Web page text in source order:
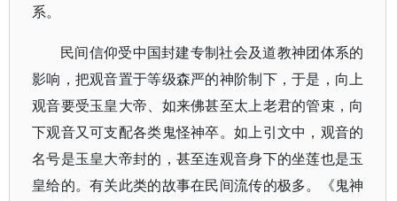
系。
民间信仰受中国封建专制社会及道教神团体系的
影响，把观音置于等级森严的神阶制下，于是，向上
观音要受玉皇大帝、如来佛甚至太上老君的管束，向
下观音又可支配各类鬼怪神卒。如上引文中，观音的
名号是玉皇大帝封的，甚至连观音身下的坐莲也是玉
皇给的。有关此类的故事在民间流传的极多。《鬼神